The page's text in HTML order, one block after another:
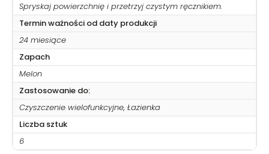
Spryskaj powierzchnię i przetrzyj czystym ręcznikiem.
Termin ważności od daty produkcji
24 miesiące
Zapach
Melon
Zastosowanie do:
Czyszczenie wielofunkcyjne, Łazienka
Liczba sztuk
6